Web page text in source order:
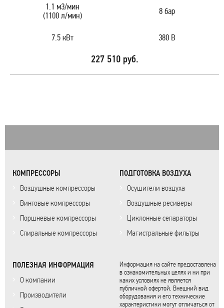
1.1 м3/мин
(1100 л/мин)
8 бар
7.5 кВт 380 В
227 510 руб.
КОМПРЕССОРЫ
Воздушные компрессоры
Винтовые компрессоры
Поршневые компрессоры
Спиральные компрессоры
ПОДГОТОВКА ВОЗДУХА
Осушители воздуха
Воздушные ресиверы
Циклонные сепараторы
Магистральные фильтры
ПОЛЕЗНАЯ ИНФОРМАЦИЯ
О компании
Производители
Информация на сайте предоставлена
в ознакомительных целях и ни при
каких условиях не является
публичной офертой. Внешний вид
оборудования и его технические
характеристики могут отличаться от